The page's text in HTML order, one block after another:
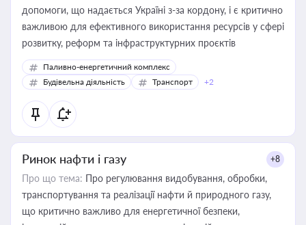
допомоги, що надається Україні з-за кордону, і є критично
важливою для ефективного використання ресурсів у сфері
розвитку, реформ та інфраструктурних проєктів
Паливно-енергетичний комплекс
Будівельна діяльність
Транспорт +2
Ринок нафти і газу +8
Про що тема: Про регулювання видобування, обробки,
транспортування та реалізації нафти й природного газу,
що критично важливо для енергетичної безпеки,